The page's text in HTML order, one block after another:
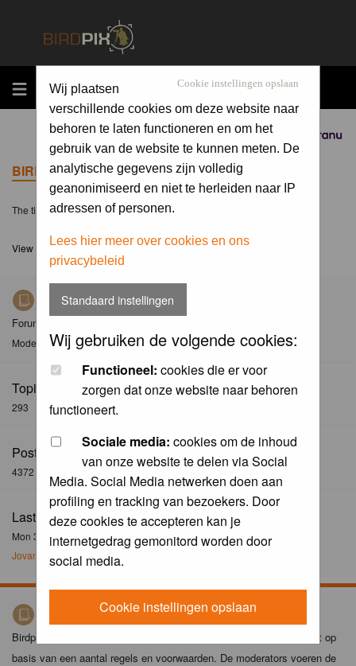
MENU
Sponsored by
Cookie instellingen opslaan
Wij plaatsen
verschillende cookies om deze website naar
behoren te laten functioneren en om het
gebruik van de website te kunnen meten. De
analytische gegevens zijn volledig
geanonimiseerd en niet te herleiden naar IP
adressen of personen.
Lees hier meer over cookies en ons
privacybeleid
Standaard instellingen
Wij gebruiken de volgende cookies:
Functioneel: cookies die er voor
zorgen dat onze website naar behoren
functioneert.
Sociale media: cookies om de inhoud
van onze website te delen via Social
Media. Social Media netwerken doen aan
profiling en tracking van bezoekers. Door
deze cookies te accepteren kan je
internetgedrag gemonitord worden door
social media.
Cookie instellingen opslaan
BIRDPIX.NL FORUM INDEX
The time now is Fri 07 Aug 2026, 8:15
View unanswered posts
Nieuws
Forum met nieuwsberichten over Birdpix
ModeratorModerators
Topics:
293
Posts:
4372
Last Post:
Mon 30 Dec 2024, 21:02
Jovanzo
Birdpix spelregels
Birdpix is niet zomaar een foto-site. Het plaatsen van foto's gebeurt op
basis van een aantal regels en voorwaarden. De moderators voeren de